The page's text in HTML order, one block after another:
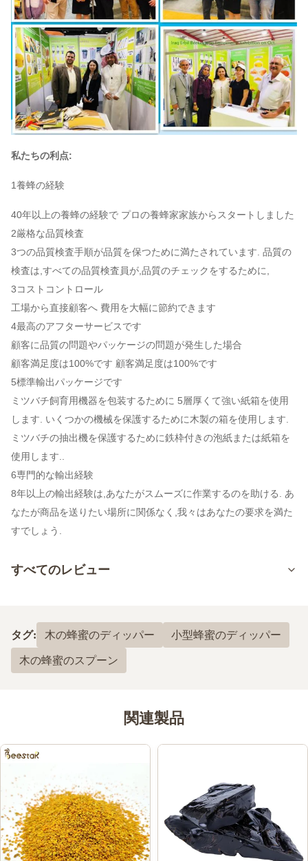
私たちの利点:
1養蜂の経験
40年以上の養蜂の経験で プロの養蜂家家族からスタートしました
2厳格な品質検査
3つの品質検査手順が品質を保つために満たされています. 品質の
検査は,すべての品質検査員が,品質のチェックをするために,
3コストコントロール
工場から直接顧客へ 費用を大幅に節約できます
4最高のアフターサービスです
顧客に品質の問題やパッケージの問題が発生した場合
顧客満足度は100%です 顧客満足度は100%です
5標準輸出パッケージです
ミツバチ飼育用機器を包装するために 5層厚くて強い紙箱を使用
します. いくつかの機械を保護するために木製の箱を使用します.
ミツバチの抽出機を保護するために鉄枠付きの泡紙または紙箱を
使用します..
6専門的な輸出経験
8年以上の輸出経験は,あなたがスムーズに作業するのを助ける. あ
なたが商品を送りたい場所に関係なく,我々はあなたの要求を満た
すでしょう.
すべてのレビュー
5.0最近の50件のレビューに基づいて
5
100%
A Alexander skyler
Jun 12.2024
I received the items, it's amazing, the quantity is very high, I will
make an order again very soon.
タグ: 木の蜂蜜のディッパー 小型蜂蜜のディッパー
木の蜂蜜のスプーン
関連製品